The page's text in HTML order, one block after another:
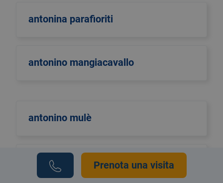
antonina parafioriti
antonino mangiacavallo
antonino mulè
antonio di maggioPrenota una visita